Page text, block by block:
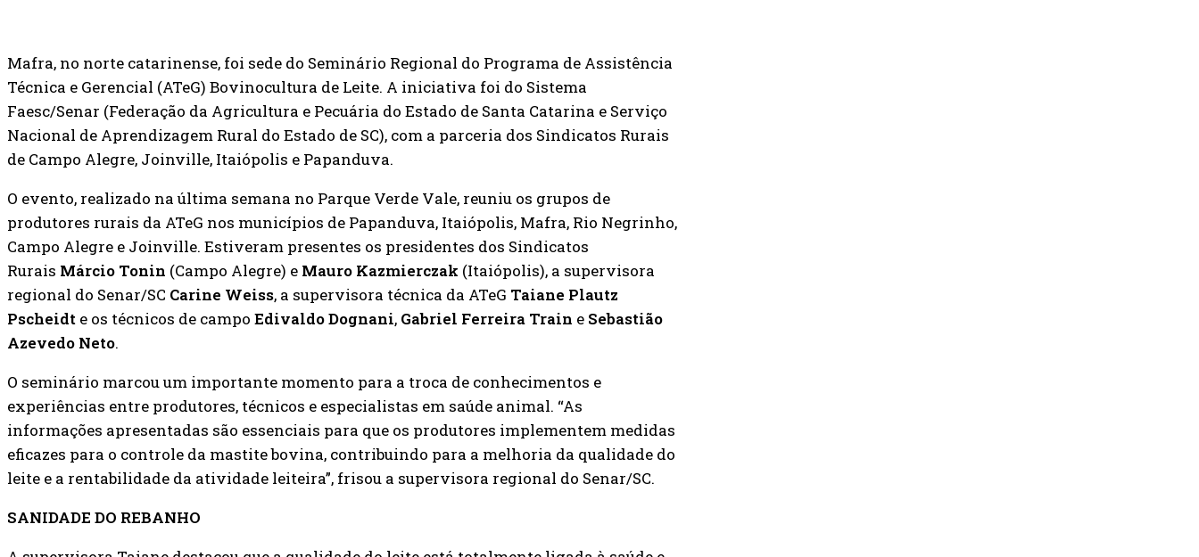
Mafra, no norte catarinense, foi sede do Seminário Regional do Programa de Assistência
Técnica e Gerencial (ATeG) Bovinocultura de Leite. A iniciativa foi do Sistema
Faesc/Senar (Federação da Agricultura e Pecuária do Estado de Santa Catarina e Serviço
Nacional de Aprendizagem Rural do Estado de SC), com a parceria dos Sindicatos Rurais
de Campo Alegre, Joinville, Itaiópolis e Papanduva.
O evento, realizado na última semana no Parque Verde Vale, reuniu os grupos de
produtores rurais da ATeG nos municípios de Papanduva, Itaiópolis, Mafra, Rio Negrinho,
Campo Alegre e Joinville. Estiveram presentes os presidentes dos Sindicatos
Rurais Márcio Tonin (Campo Alegre) e Mauro Kazmierczak (Itaiópolis), a supervisora
regional do Senar/SC Carine Weiss, a supervisora técnica da ATeG Taiane Plautz
Pscheidt e os técnicos de campo Edivaldo Dognani, Gabriel Ferreira Train e Sebastião
Azevedo Neto.
O seminário marcou um importante momento para a troca de conhecimentos e
experiências entre produtores, técnicos e especialistas em saúde animal. “As
informações apresentadas são essenciais para que os produtores implementem medidas
eficazes para o controle da mastite bovina, contribuindo para a melhoria da qualidade do
leite e a rentabilidade da atividade leiteira”, frisou a supervisora regional do Senar/SC.
SANIDADE DO REBANHO